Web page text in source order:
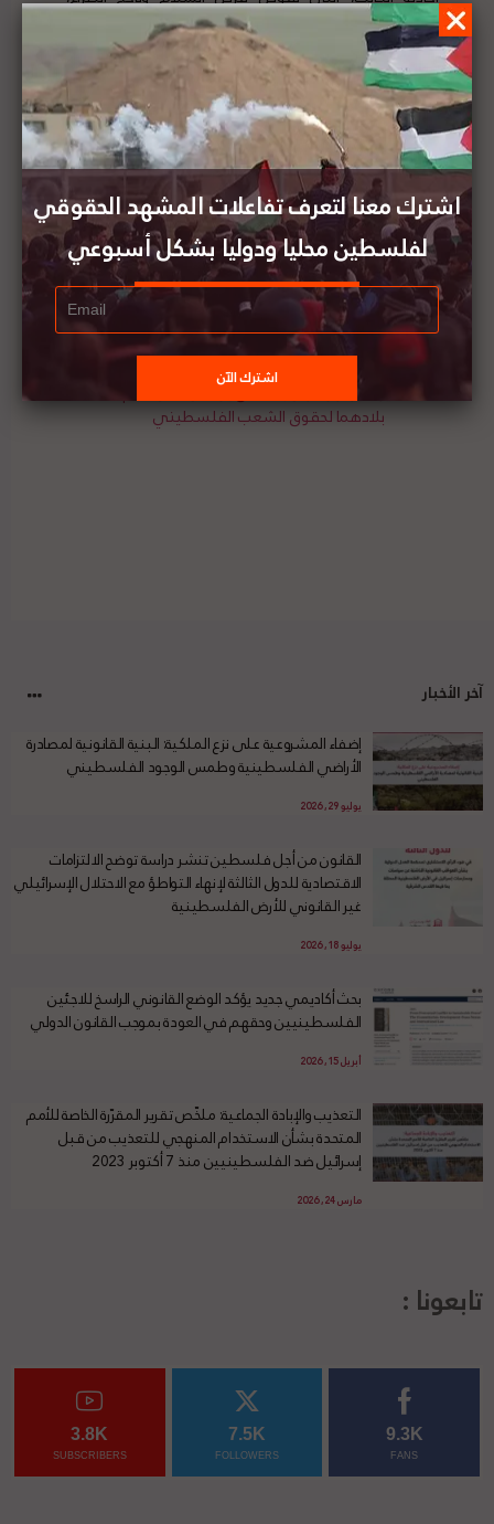
كالاستيطان ومحاولات ضم أية أراض فلسطينية، وفرض واقع
جديد في المسجد الأقصى المبارك والحرم القدسي
الشريف”. وشدد الملك على “أن القدس الشريف
ومقدساتها كانت وستبقى محور اهتمامنا ورعايتنا،
وستبقى الوصاية واجباً ومسؤولية تاريخية نعتز بحملها منذ
أكثر من مئة عام”. لتفاصيل الخبر ومصدره الأًصلي،هنا
الأمين العام للأمم المتحدة: آفاق حل الدولتين تغدو
أبعد منالاً
سفيرا الجزائر والأردن بدمشق يؤكدان على دعم
بلادهما لحقوق الشعب الفلسطيني
آخر الأخبار
إضفاء المشروعية على نزع الملكية: البنية القانونية لمصادرة
الأراضي الفلسطينية وطمس الوجود الفلسطيني
يوليو 29, 2026
القانون من أجل فلسطين تنشر دراسة توضح الالتزامات
الاقتصادية للدول الثالثة لإنهاء التواطؤ مع الاحتلال الإسرائيلي
غير القانوني للأرض الفلسطينية
يوليو 18, 2026
بحث أكاديمي جديد يؤكد الوضع القانوني الراسخ للاجئين
الفلسطينيين وحقهم في العودة بموجب القانون الدولي
أبريل 15, 2026
التعذيب والإبادة الجماعية: ملخّص تقرير المقرّرة الخاصة للأمم
المتحدة بشأن الاستخدام المنهجي للتعذيب من قبل
إسرائيل ضد الفلسطينيين منذ 7 أكتوبر 2023
مارس 24, 2026
تابعونا :
9.3K
FANS
7.5K
FOLLOWERS
3.8K
SUBSCRIBERS
اشترك معنا لتعرف تفاعلات المشهد الحقوقي
لفلسطين محليا ودوليا بشكل أسبوعي